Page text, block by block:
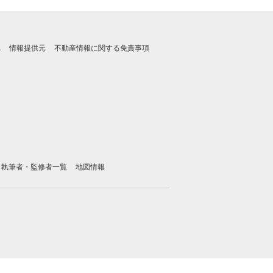
情報提供元 不動産情報に関する免責事項
執筆者・監修者一覧 地図情報